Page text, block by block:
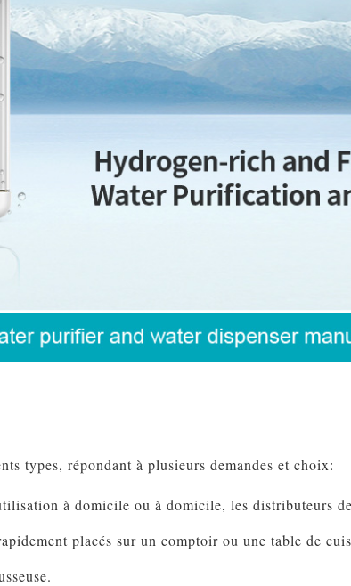
types, répondant à plusieurs demandes et choix:
à domicile ou à domicile, les distributeurs
placés sur un comptoir ou une table de